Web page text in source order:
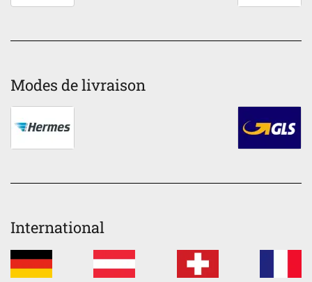
Modes de livraison
International